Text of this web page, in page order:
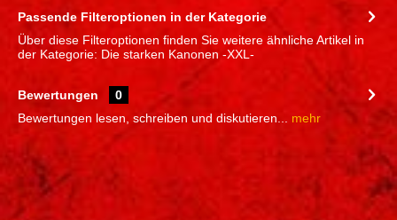
Passende Filteroptionen in der Kategorie
Über diese Filteroptionen finden Sie weitere ähnliche Artikel in
der Kategorie: Die starken Kanonen -XXL-
Bewertungen
0
Bewertungen lesen, schreiben und diskutieren...
mehr